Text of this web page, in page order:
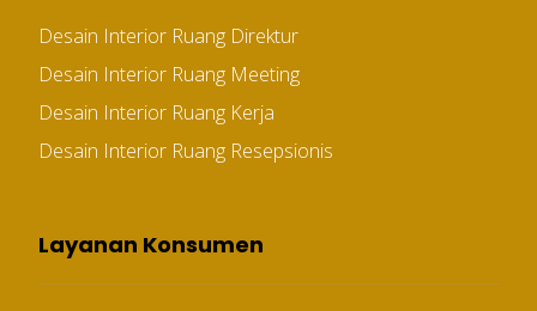
Desain Interior Ruang Direktur
Desain Interior Ruang Meeting
Desain Interior Ruang Kerja
Desain Interior Ruang Resepsionis
Layanan Konsumen